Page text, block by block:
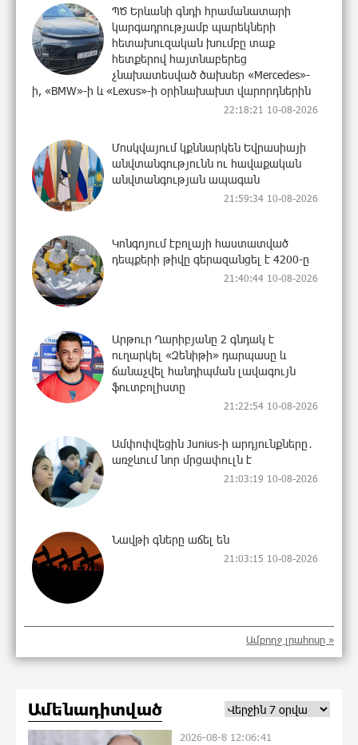
ՊԾ Երևանի գնդի հրամանատարի
կարգադրությամբ պարեկների
հետախուզական խումբը տաք
հետքերով հայտնաբերեց
չնախատեսված ծախսեր «Mercedes»-
ի, «BMW»-ի և «Lexus»-ի օրինախախտ վարորդներին
22:18:21 10-08-2026
Մոսկվայում կքննարկեն Եվրասիայի
անվտանգությունն ու հավաքական
անվտանգության ապագան
21:59:34 10-08-2026
Կոնգոյում էբոլայի հաստատված
դեպքերի թիվը գերազանցել է 4200-ը
21:40:44 10-08-2026
Արթուր Ղարիբյանը 2 գնդակ է
ուղարկել «Զենիթի» դարպասը և
ճանաչվել հանդիպման լավագույն
ֆուտբոլիստը
21:22:54 10-08-2026
Ամփոփվեցին Junius-ի արդյունքները․
առջևում նոր մրցափուլն է
21:03:19 10-08-2026
Նավթի գները աճել են
21:03:15 10-08-2026
Ադրբեջանում երկրաշարժ է գրանցվել
Անձրև, ամպրոպ, քամու ուժգնացում.
Ամբողջ լրահոսը »
Ամենադիտված
2026-08-8 12:06:41